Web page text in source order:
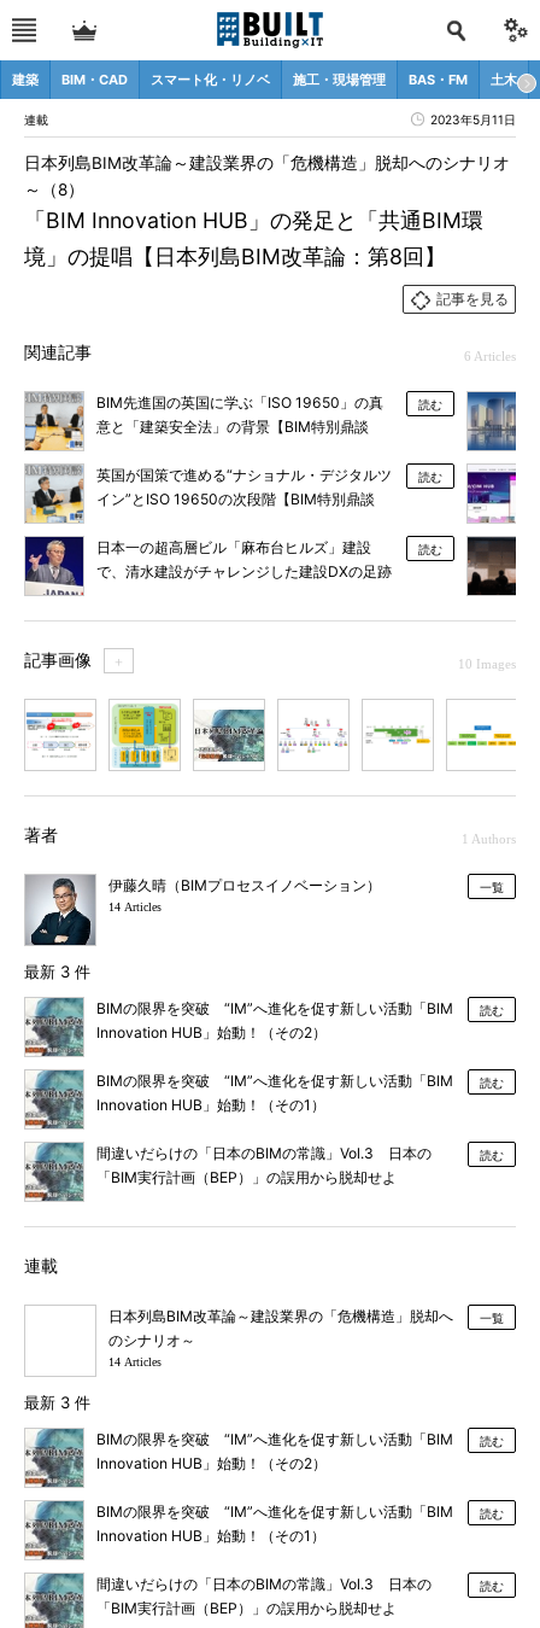
建築 BIM・CAD スマート化・リノベ 施工・現場管理 BAS・FM 土木
連載 2023年5月11日
「BIM Innovation HUB」の発足と「共通BIM環
境」の提唱【日本列島BIM改革論：第8回】
日本列島BIM改革論～建設業界の「危機構造」脱却へのシナリオ
～（8）
記事を見る
関連記事 6 Articles
BIM先進国の英国に学ぶ「ISO 19650」の真
意と「建築安全法」の背景【BIM特別鼎談
読む
英国が国策で進める“ナショナル・デジタルツ
イン”とISO 19650の次段階【BIM特別鼎談
読む
日本一の超高層ビル「麻布台ヒルズ」建設
で、清水建設がチャレンジした建設DXの足跡
読む
記事画像 ＋ 10 Images
著者 1 Authors
伊藤久晴（BIMプロセスイノベーション）
14 Articles
一覧
最新 3 件
BIMの限界を突破 “IM”へ進化を促す新しい活動「BIM
Innovation HUB」始動！（その2）
読む
BIMの限界を突破 “IM”へ進化を促す新しい活動「BIM
Innovation HUB」始動！（その1）
読む
間違いだらけの「日本のBIMの常識」Vol.3 日本の
「BIM実行計画（BEP）」の誤用から脱却せよ
読む
連載
日本列島BIM改革論～建設業界の「危機構造」脱却へ
のシナリオ～
14 Articles
一覧
最新 3 件
BIMの限界を突破 “IM”へ進化を促す新しい活動「BIM
Innovation HUB」始動！（その2）
読む
BIMの限界を突破 “IM”へ進化を促す新しい活動「BIM
Innovation HUB」始動！（その1）
読む
間違いだらけの「日本のBIMの常識」Vol.3 日本の
「BIM実行計画（BEP）」の誤用から脱却せよ
読む